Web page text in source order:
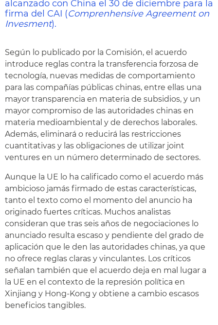
alcanzado con China el 30 de diciembre para la
firma del CAI (Comprenhensive Agreement on
Invesment).
Según lo publicado por la Comisión, el acuerdo
introduce reglas contra la transferencia forzosa de
tecnología, nuevas medidas de comportamiento
para las compañías públicas chinas, entre ellas una
mayor transparencia en materia de subsidios, y un
mayor compromiso de las autoridades chinas en
materia medioambiental y de derechos laborales.
Además, eliminará o reducirá las restricciones
cuantitativas y las obligaciones de utilizar joint
ventures en un número determinado de sectores.
Aunque la UE lo ha calificado como el acuerdo más
ambicioso jamás firmado de estas características,
tanto el texto como el momento del anuncio ha
originado fuertes críticas. Muchos analistas
consideran que tras seis años de negociaciones lo
anunciado resulta escaso y pendiente del grado de
aplicación que le den las autoridades chinas, ya que
no ofrece reglas claras y vinculantes. Los críticos
señalan también que el acuerdo deja en mal lugar a
la UE en el contexto de la represión política en
Xinjiang y Hong-Kong y obtiene a cambio escasos
beneficios tangibles.